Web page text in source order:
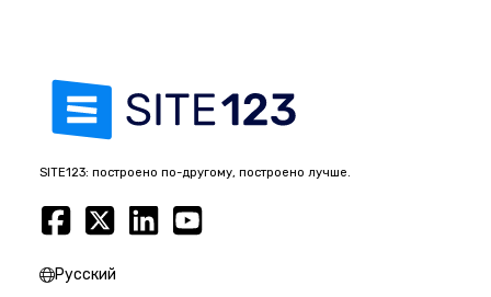
SITE123: построено по-другому, построено лучше.
Русский